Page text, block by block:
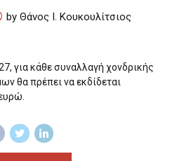
by Θάνος Ι. Κουκουλίτσιος
για κάθε συναλλαγή χονδρικής
θα πρέπει να εκδίδεται